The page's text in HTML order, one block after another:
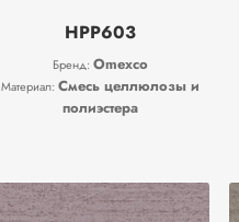
HPP603
Бренд: Omexco
Материал: Смесь целлюлозы и
полиэстера